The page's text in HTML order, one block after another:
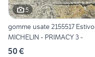
5
gomme usate 2155517 Estivo
MICHELIN - PRIMACY 3 -
50 €